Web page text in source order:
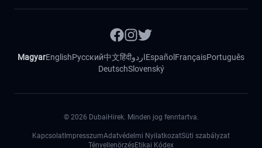
MagyarEnglishРусский中文हिंदीاردوEspañol FrançaisPortuguês
DeutschSlovenský
© 2026 DubaiHirek. Minden jog fenntartva.
Kapcsolat ImpresszumAdatvédelmi NyilatkozatSüti szabályzat
TényellenörzésEtikai Kódex